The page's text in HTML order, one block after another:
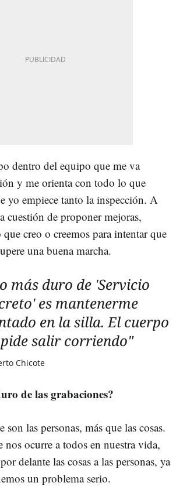
dentro del equipo que me va
y me orienta con todo lo que
yo empiece tanto la inspección. A
cuestión de proponer mejoras,
creo o creemos para intentar que
una buena marcha.
más duro de 'Servicio
es mantenerme
en la silla. El cuerpo
salir corriendo"
Chicote
de las grabaciones?
las personas, más que las cosas.
ocurre a todos en nuestra vida,
delante las cosas a las personas, ya
un problema serio.